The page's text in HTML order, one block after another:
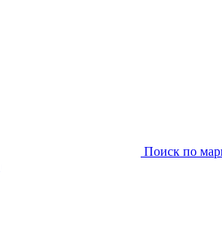
Поиск по